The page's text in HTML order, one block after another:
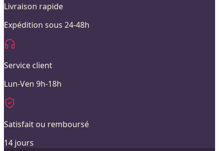
Livraison rapide
Expédition sous 24-48h
Service client
Lun-Ven 9h-18h
Satisfait ou remboursé
14 jours